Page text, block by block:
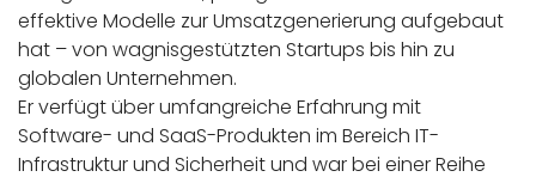
effektive Modelle zur Umsatzgenerierung aufgebaut
hat – von wagnisgestützten Startups bis hin zu
globalen Unternehmen.
Er verfügt über umfangreiche Erfahrung mit
Software- und SaaS-Produkten im Bereich IT-
Infrastruktur und Sicherheit und war bei einer Reihe